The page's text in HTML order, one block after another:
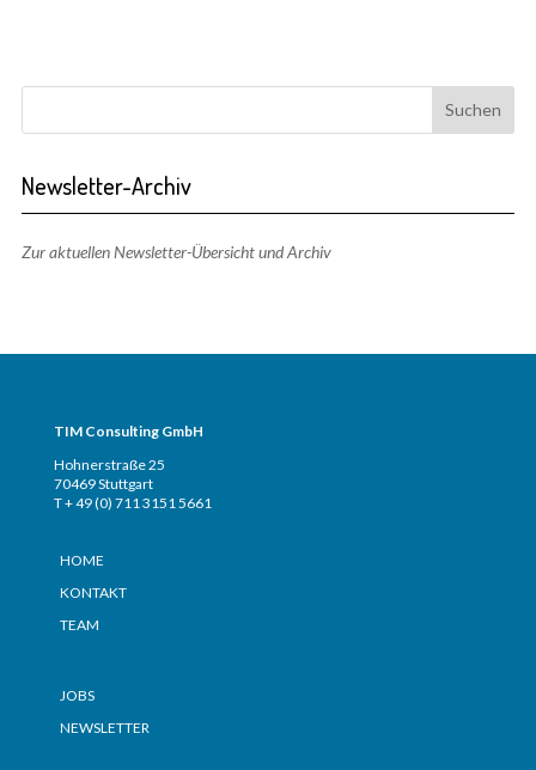
Newsletter-Archiv
Zur aktuellen Newsletter-Übersicht und Archiv
TIM Consulting GmbH
Hohnerstraße 25
70469 Stuttgart
T + 49 (0) 711 3151 5661
HOME
KONTAKT
TEAM
JOBS
NEWSLETTER